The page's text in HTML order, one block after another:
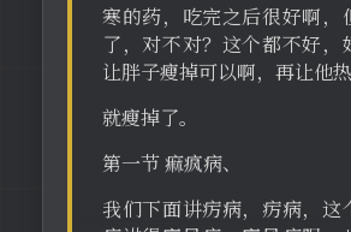
寒的药，吃完之后很好啊，
了，对不对？这个都不好，
让胖子瘦掉可以啊，再让他
就瘦掉了。
第一节 痲疯病、
我们下面讲疠病，疠病，这